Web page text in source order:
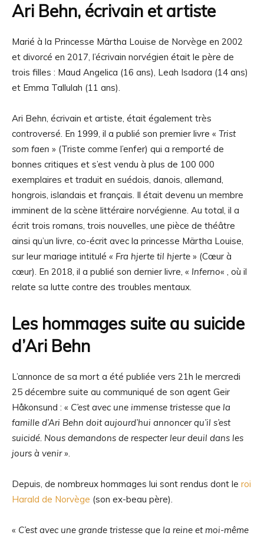
Ari Behn, écrivain et artiste
Marié à la Princesse Märtha Louise de Norvège en 2002
et divorcé en 2017, l’écrivain norvégien était le père de
trois filles : Maud Angelica (16 ans), Leah Isadora (14 ans)
et Emma Tallulah (11 ans).
Ari Behn, écrivain et artiste, était également très
controversé. En 1999, il a publié son premier livre « Trist
som faen » (Triste comme l’enfer) qui a remporté de
bonnes critiques et s’est vendu à plus de 100 000
exemplaires et traduit en suédois, danois, allemand,
hongrois, islandais et français. Il était devenu un membre
imminent de la scène littéraire norvégienne. Au total, il a
écrit trois romans, trois nouvelles, une pièce de théâtre
ainsi qu’un livre, co-écrit avec la princesse Märtha Louise,
sur leur mariage intitulé « Fra hjerte til hjerte » (Cœur à
cœur). En 2018, il a publié son dernier livre, « Inferno« , où il
relate sa lutte contre des troubles mentaux.
Les hommages suite au suicide
d’Ari Behn
L’annonce de sa mort a été publiée vers 21h le mercredi
25 décembre suite au communiqué de son agent Geir
Håkonsund : « C’est avec une immense tristesse que la
famille d’Ari Behn doit aujourd’hui annoncer qu’il s’est
suicidé. Nous demandons de respecter leur deuil dans les
jours à venir ».
Depuis, de nombreux hommages lui sont rendus dont le roi
Harald de Norvège (son ex-beau père).
« C’est avec une grande tristesse que la reine et moi-même